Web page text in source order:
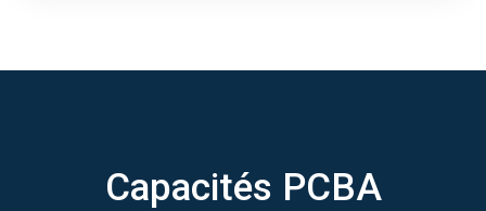
Capacités PCBA